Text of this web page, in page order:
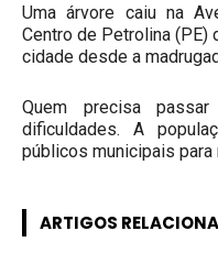
Uma árvore caiu na
Centro de Petrolina (PE)
cidade desde a
Quem precisa
dificuldades. A
públicos municipais para
ARTIGOS